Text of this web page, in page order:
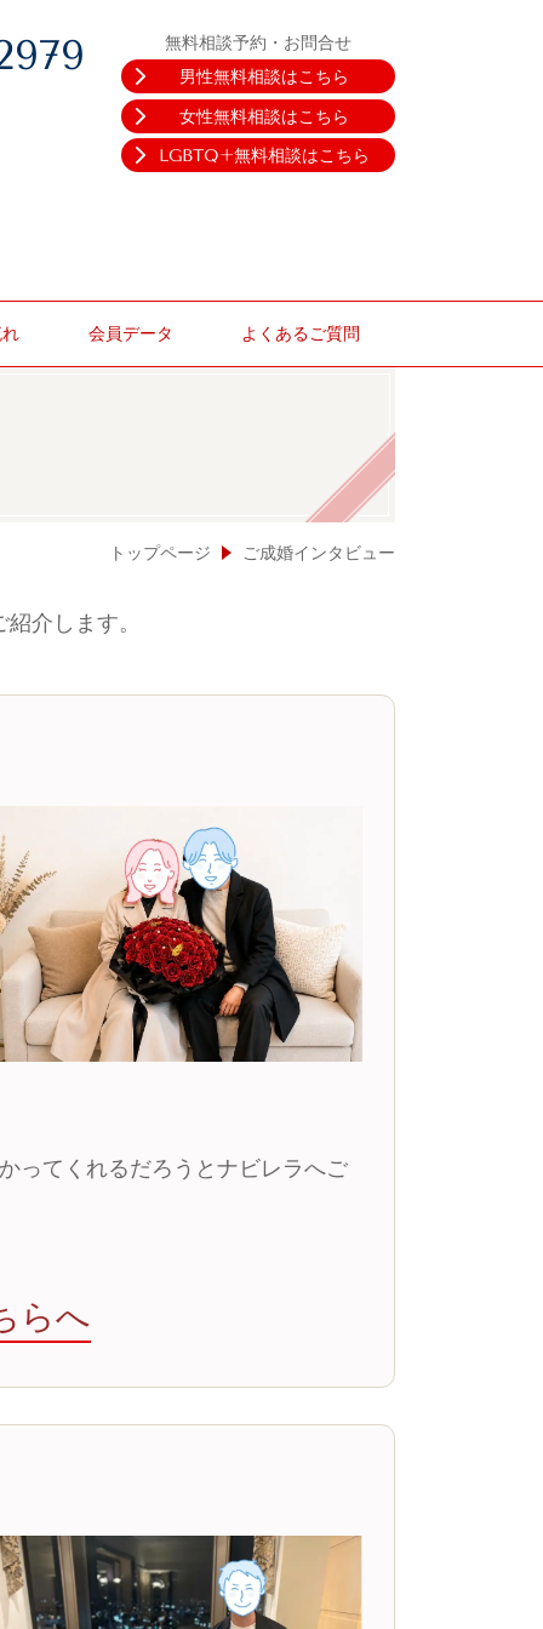
無料相談予約・お問合せ
男性無料相談はこちら
女性無料相談はこちら
LGBTQ+無料相談はこちら
会員データ よくあるご質問
トップページ ご成婚インタビュー
介します。
ってくれるだろうとナビレラへご
らへ